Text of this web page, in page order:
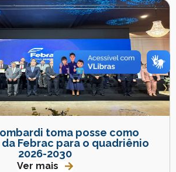
toma posse como
Febrac para o quadriênio
2026-2030
Ver mais